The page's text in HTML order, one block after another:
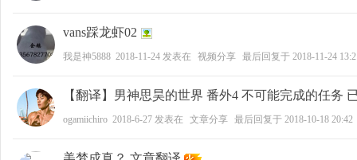
vans踩龙虾02
我是神5888 2018-11-24 发表在 视频分享 最后回复于 2018-11-24
【翻译】男神思昊的世界 番外4 不可能完成的任务
ogamiichiro 2018-6-27 发表在 文章分享 最后回复于 2018-10-18 20:42